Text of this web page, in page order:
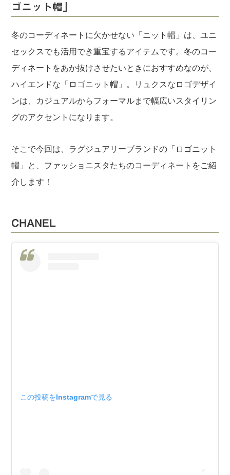
ゴニット帽」
冬のコーディネートに欠かせない「ニット帽」は、ユニ
セックスでも活用でき重宝するアイテムです。冬のコー
ディネートをあか抜けさせたいときにおすすめなのが、
ハイエンドな「ロゴニット帽」。リュクスなロゴデザイ
ンは、カジュアルからフォーマルまで幅広いスタイリン
グのアクセントになります。
そこで今回は、ラグジュアリーブランドの「ロゴニット
帽」と、ファッショニスタたちのコーディネートをご紹
介します！
CHANEL
この投稿をInstagramで見る